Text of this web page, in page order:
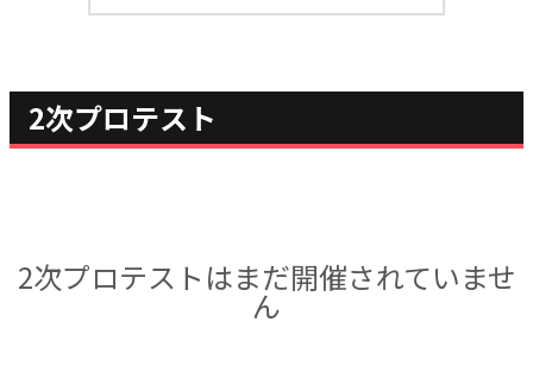
2次プロテスト
2次プロテストはまだ開催されていませ
ん